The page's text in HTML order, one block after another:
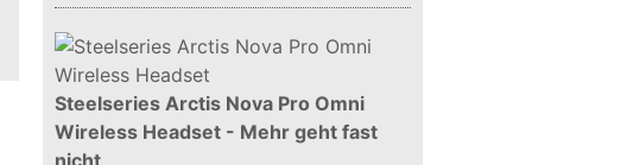
Steelseries Arctis Nova Pro Omni
Wireless Headset - Mehr geht fast
nicht